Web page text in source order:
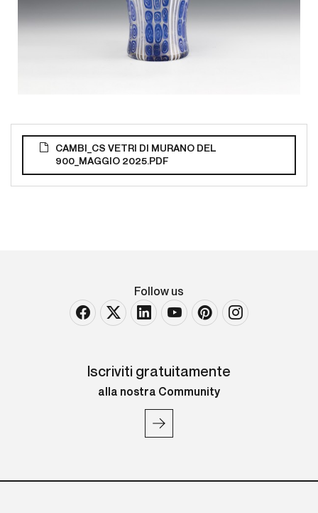
CAMBI_CS VETRI DI MURANO DEL
900_MAGGIO 2025.PDF
Follow us
Iscriviti gratuitamente
alla nostra Community